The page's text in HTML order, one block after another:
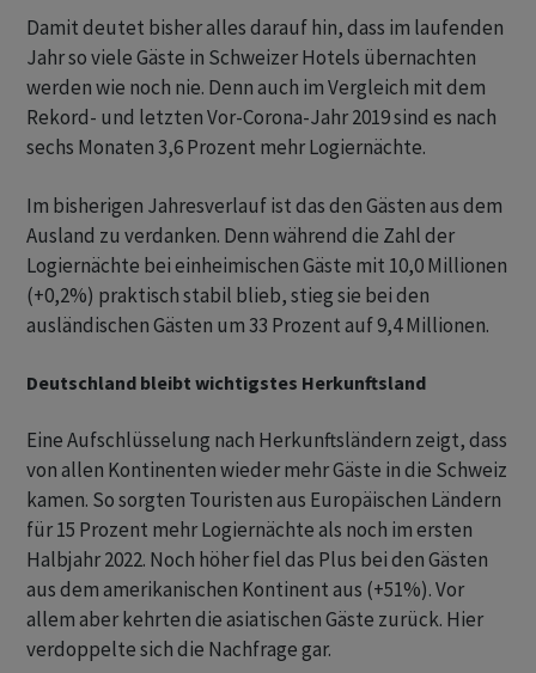
Damit deutet bisher alles darauf hin, dass im laufenden
Jahr so viele Gäste in Schweizer Hotels übernachten
werden wie noch nie. Denn auch im Vergleich mit dem
Rekord- und letzten Vor-Corona-Jahr 2019 sind es nach
sechs Monaten 3,6 Prozent mehr Logiernächte.
Im bisherigen Jahresverlauf ist das den Gästen aus dem
Ausland zu verdanken. Denn während die Zahl der
Logiernächte bei einheimischen Gäste mit 10,0 Millionen
(+0,2%) praktisch stabil blieb, stieg sie bei den
ausländischen Gästen um 33 Prozent auf 9,4 Millionen.
Deutschland bleibt wichtigstes Herkunftsland
Eine Aufschlüsselung nach Herkunftsländern zeigt, dass
von allen Kontinenten wieder mehr Gäste in die Schweiz
kamen. So sorgten Touristen aus Europäischen Ländern
für 15 Prozent mehr Logiernächte als noch im ersten
Halbjahr 2022. Noch höher fiel das Plus bei den Gästen
aus dem amerikanischen Kontinent aus (+51%). Vor
allem aber kehrten die asiatischen Gäste zurück. Hier
verdoppelte sich die Nachfrage gar.